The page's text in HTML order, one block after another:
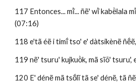
117 Entonces... mĩ̀... ñẽ' wĩ̀ kabë̀lala
(07:16)
118 e'tã éẽ i timĩ́ tso' e' dàtsikènẽ ñẽ́ẽ,
119 nẽ' tsuru' kujkuö̀k, mã sĩõ' tsuru',
120 E' dénẽ mã tsṍlĩ tã se' dénẽ, tã